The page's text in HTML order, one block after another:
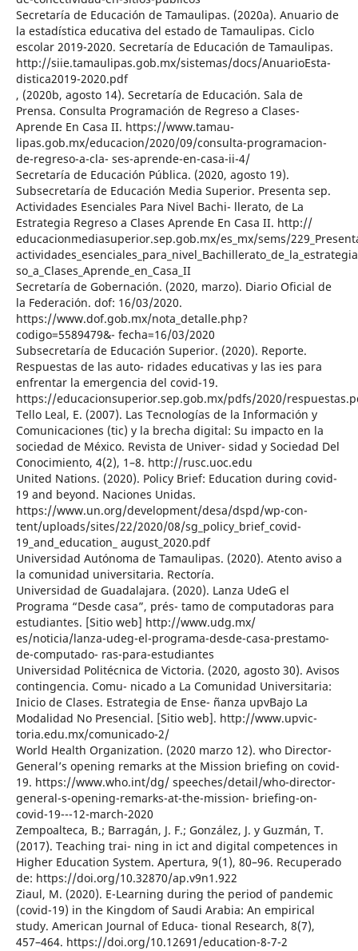
Secretaría de Educación de Tamaulipas. (2020a). Anuario de
la estadística educativa del estado de Tamaulipas. Ciclo
escolar 2019-2020. Secretaría de Educación de Tamaulipas.
http://siie.tamaulipas.gob.mx/sistemas/docs/AnuarioEsta-
distica2019-2020.pdf
, (2020b, agosto 14). Secretaría de Educación. Sala de
Prensa. Consulta Programación de Regreso a Clases-
Aprende En Casa II. https://www.tamau-
lipas.gob.mx/educacion/2020/09/consulta-programacion-
de-regreso-a-cla- ses-aprende-en-casa-ii-4/
Secretaría de Educación Pública. (2020, agosto 19).
Subsecretaría de Educación Media Superior. Presenta sep.
Actividades Esenciales Para Nivel Bachi- llerato, de La
Estrategia Regreso a Clases Aprende En Casa II. http://
educacionmediasuperior.sep.gob.mx/es_mx/sems/
so_a_Clases_Aprende_en_Casa_II
Secretaría de Gobernación. (2020, marzo). Diario Oficial de
la Federación. dof: 16/03/2020.
https://www.dof.gob.mx/nota_detalle.php?
codigo=5589479&- fecha=16/03/2020
Subsecretaría de Educación Superior. (2020). Reporte.
Respuestas de las auto- ridades educativas y las ies para
enfrentar la emergencia del covid-19.
https://educacionsuperior.sep.gob.mx/pdfs/2020/
Tello Leal, E. (2007). Las Tecnologías de la Información y
Comunicaciones (tic) y la brecha digital: Su impacto en la
sociedad de México. Revista de Univer- sidad y Sociedad Del
Conocimiento, 4(2), 1–8. http://rusc.uoc.edu
United Nations. (2020). Policy Brief: Education during covid-
19 and beyond. Naciones Unidas.
https://www.un.org/development/desa/dspd/wp-con-
tent/uploads/sites/22/2020/08/sg_policy_brief_covid-
19_and_education_ august_2020.pdf
Universidad Autónoma de Tamaulipas. (2020). Atento aviso a
la comunidad universitaria. Rectoría.
Universidad de Guadalajara. (2020). Lanza UdeG el
Programa “Desde casa”, prés- tamo de computadoras para
estudiantes. [Sitio web] http://www.udg.mx/
es/noticia/lanza-udeg-el-programa-desde-casa-prestamo-
de-computado- ras-para-estudiantes
Universidad Politécnica de Victoria. (2020, agosto 30). Avisos
contingencia. Comu- nicado a La Comunidad Universitaria:
Inicio de Clases. Estrategia de Ense- ñanza upvBajo La
Modalidad No Presencial. [Sitio web]. http://www.upvic-
toria.edu.mx/comunicado-2/
World Health Organization. (2020 marzo 12). who Director-
General’s opening remarks at the Mission briefing on covid-
19. https://www.who.int/dg/ speeches/detail/who-director-
general-s-opening-remarks-at-the-mission- briefing-on-
covid-19---12-march-2020
Zempoalteca, B.; Barragán, J. F.; González, J. y Guzmán, T.
(2017). Teaching trai- ning in ict and digital competences in
Higher Education System. Apertura, 9(1), 80–96. Recuperado
de: https://doi.org/10.32870/ap.v9n1.922
Ziaul, M. (2020). E-Learning during the period of pandemic
(covid-19) in the Kingdom of Saudi Arabia: An empirical
study. American Journal of Educa- tional Research, 8(7),
457–464. https://doi.org/10.12691/education-8-7-2